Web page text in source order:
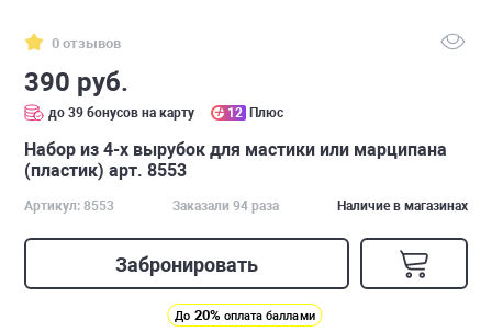
0 отзывов
390 руб.
до 39 бонусов на карту 12 Плюс
Набор из 4-х вырубок для мастики или марципана
(пластик) арт. 8553
Артикул: 8553 Заказали 94 раза Наличие в магазинах
Забронировать
До 20% оплата баллами